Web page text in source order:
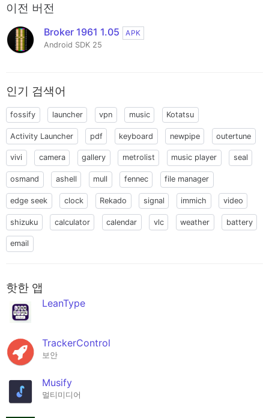
이전 버전
Broker 1961 1.05
APK
Android SDK 25
인기 검색어
fossify launcher vpn music Kotatsu
Activity Launcher pdf keyboard newpipe outertune
vivi camera gallery metrolist music player seal
osmand ashell mull fennec file manager
edge seek clock Rekado signal immich video
shizuku calculator calendar vlc weather battery
email
핫한 앱
LeanType
TrackerControl
보안
Musify
멀티미디어